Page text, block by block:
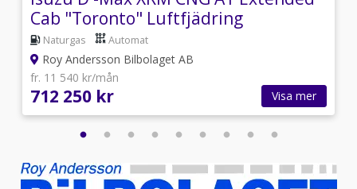
Cab "Toronto" Luftfjädring
Naturgas Automat
Roy Andersson Bilbolaget AB
fr. 11 540 kr/mån
712 250 kr Visa mer